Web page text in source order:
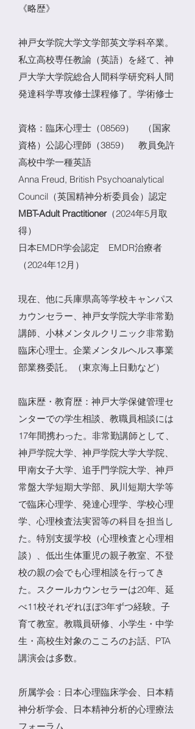
《略歴》
神戸女学院大学文学部英文学科卒業。
私立高校専任教諭（英語）を経て、神
戸大学大学院総合人間科学研究科人間
発達科学専攻修士課程修了。学術修士
資格：臨床心理士（08569） （国家
資格）公認心理師（3859）
教員免許
高校中学一種英語
Anna Freud, British Psychoanalytical
Council（英国精神分析委員会）認定
MBT-Adult Practitioner（2024年5月取
得）
​日本EMDR学会認定 EMDR治療者
（2024年12月）
現在、他に兵庫県高等学校キャンパス
カウンセラー、神戸女学院大学非常勤
講師、小林メンタルクリニック非常勤
臨床心理士。企業メンタルヘルス事業
部業務委託。（東京海上日動など）
臨床歴・教育歴：神戸大学保健管理セ
ンターでの学生相談、教職員相談には
17年間携わった。非常勤講師として、
神戸学院大学、神戸学院大学大学院、
甲南女子大学、追手門学院大学、神戸
常盤大学短期大学部、夙川短期大学等
で臨床心理学、発達心理学、学校心理
学、心理検査法実習等の科目を担当し
た。特別支援学校（心理検査と心理相
談）、低出生体重児の親子教室、不登
校の親の会でも心理相談を行ってき
た。スクールカウンセラーは20年、延
べ11校それぞれほぼ3年ずつ経験。子
育て教室。教職員研修、小学生・中学
生・高校生対象のこころのお話、PTA
講演会は多数。
所属学会：日本心理臨床学会、日本精
神分析学会、日本精神分析的心理療法
フォーラム